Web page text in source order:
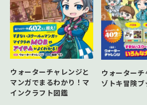
ウォーターチャレンジと
マンガでまるわかり！マ
インクラフト図鑑
ウォーターチ
ゾトキ冒険ブ